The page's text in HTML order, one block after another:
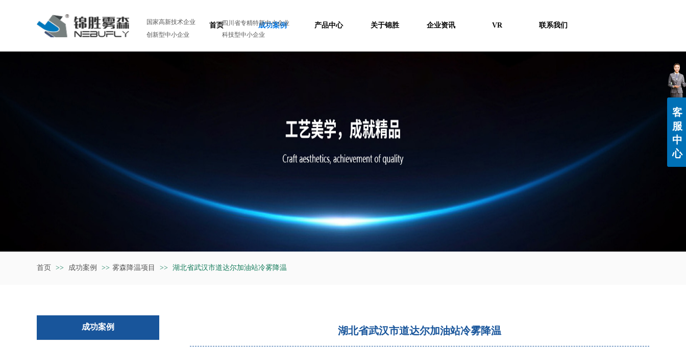
国家高新技术企业
四川省专精特新中小企业
创新型中小企业
科技型中小企业
首页 成功案例 产品中心 关于锦胜 企业资讯 VR 联系我们
首页 >> 成功案例 >> 雾森降温项目 >> 湖北省武汉市道达尔加油站冷雾降温
成功案例 湖北省武汉市道达尔加油站冷雾降温
客
服
中
心